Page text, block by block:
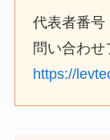
代表者番号
問い合わせ
https://